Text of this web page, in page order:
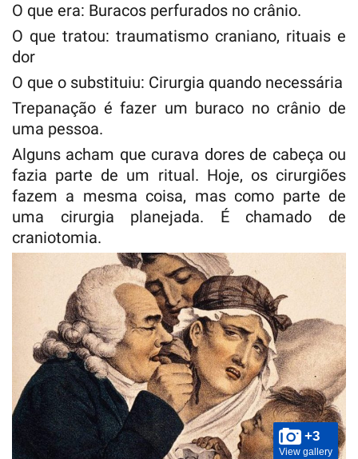
O que era: Buracos perfurados no crânio.
O que tratou: traumatismo craniano, rituais e
dor
O que o substituiu: Cirurgia quando necessária
Trepanação é fazer um buraco no crânio de
uma pessoa.
Alguns acham que curava dores de cabeça ou
fazia parte de um ritual. Hoje, os cirurgiões
fazem a mesma coisa, mas como parte de
uma cirurgia planejada. É chamado de
craniotomia.
+3
View gallery